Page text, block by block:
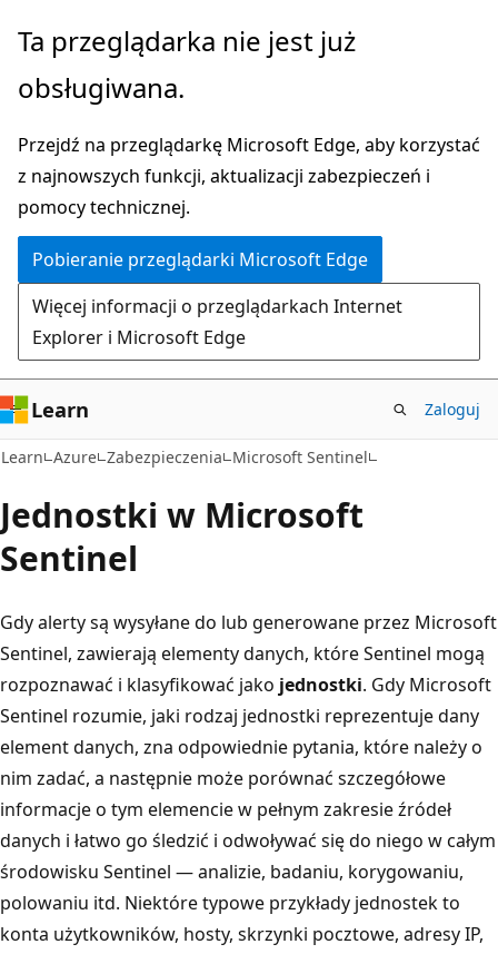
Przejdź
głównej
Ta przeglądarka nie jest już
obsługiwana.
Przejdź na przeglądarkę Microsoft Edge, aby korzystać
z najnowszych funkcji, aktualizacji zabezpieczeń i
pomocy technicznej.
Pobieranie przeglądarki Microsoft Edge
Więcej informacji o przeglądarkach Internet
Explorer i Microsoft Edge
Learn Zaloguj
Learn Azure Zabezpieczenia Microsoft Sentinel
Jednostki w Microsoft
Sentinel
Gdy alerty są wysyłane do lub generowane przez Microsoft
Sentinel, zawierają elementy danych, które Sentinel mogą
rozpoznawać i klasyfikować jako jednostki. Gdy Microsoft
Sentinel rozumie, jaki rodzaj jednostki reprezentuje dany
element danych, zna odpowiednie pytania, które należy o
nim zadać, a następnie może porównać szczegółowe
informacje o tym elemencie w pełnym zakresie źródeł
danych i łatwo go śledzić i odwoływać się do niego w całym
środowisku Sentinel — analizie, badaniu, korygowaniu,
polowaniu itd. Niektóre typowe przykłady jednostek to
konta użytkowników, hosty, skrzynki pocztowe, adresy IP,